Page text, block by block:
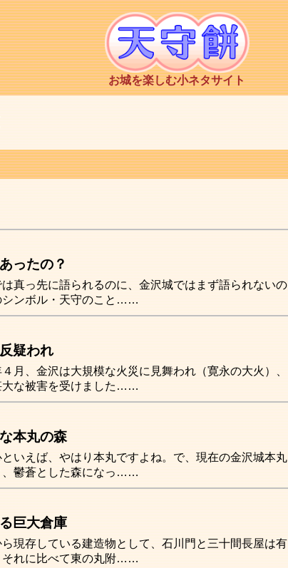
お城を楽しむ小ネタサイト
ったの？
真っ先に語られるのに、金沢城ではまず語られないの
シンボル・天守のこと……
疑われ
４月、金沢は大規模な火災に見舞われ（寛永の大火）、
大な被害を受けました……
本丸の森
いえば、やはり本丸ですよね。で、現在の金沢城本丸
、鬱蒼とした森になっ……
巨大倉庫
現存している建造物として、石川門と三十間長屋は有
それに比べて東の丸附……